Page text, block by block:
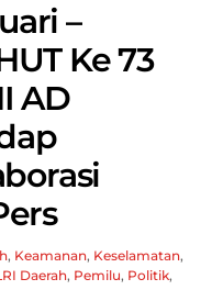
–
Ke 73
AD
, Keamanan, Keselamatan,
Daerah, Pemilu, Politik,